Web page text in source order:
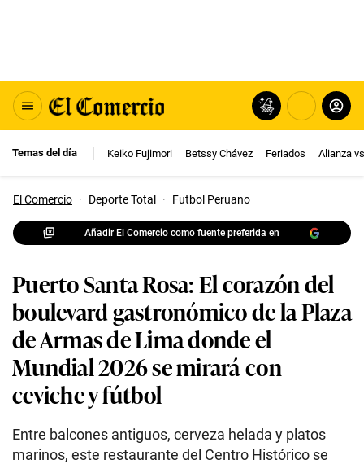
Temas del día Keiko Fujimori Betssy Chávez Feriados Alianza
El Comercio · Deporte Total · Futbol Peruano
Añadir El Comercio como fuente preferida en
Puerto Santa Rosa: El corazón del
boulevard gastronómico de la Plaza
de Armas de Lima donde el
Mundial 2026 se mirará con
ceviche y fútbol
Entre balcones antiguos, cerveza helada y platos
marinos, este restaurante del Centro Histórico se